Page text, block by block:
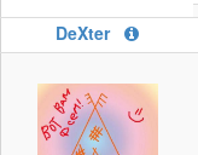
DeXter